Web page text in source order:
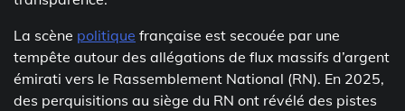
La scène politique française est secouée par une
tempête autour des allégations de flux massifs d’argent
émirati vers le Rassemblement National (RN). En 2025,
des perquisitions au siège du RN ont révélé des pistes